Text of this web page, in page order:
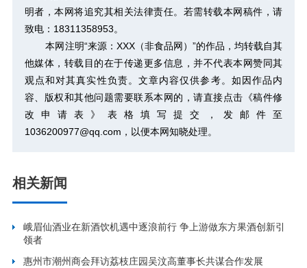
明者，本网将追究其相关法律责任。若需转载本网稿件，请
致电：18311358953。
本网注明“来源：XXX（非食品网）”的作品，均转载自其
他媒体，转载目的在于传递更多信息，并不代表本网赞同其
观点和对其真实性负责。文章内容仅供参考。如因作品内
容、版权和其他问题需要联系本网的，请直接点击 《稿件修
改申请表》 表格填写提交，发邮件至
1036200977@qq.com，以便本网知晓处理。
相关新闻
峨眉仙酒业在新酒饮机遇中逐浪前行 争上游做东方果酒创新引
领者
惠州市潮州商会拜访荔枝庄园吴汶高董事长共谋合作发展